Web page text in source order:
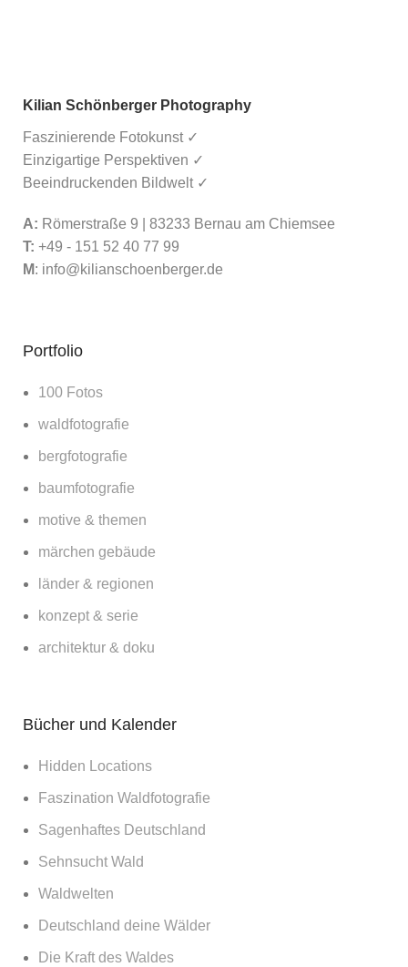
Kilian Schönberger Photography
Faszinierende Fotokunst ✓
Einzigartige Perspektiven ✓
Beeindruckenden Bildwelt ✓
A: Römerstraße 9 | 83233 Bernau am Chiemsee
T: +49 - 151 52 40 77 99
M: info@kilianschoenberger.de
Portfolio
100 Fotos
waldfotografie
bergfotografie
baumfotografie
motive & themen
märchen gebäude
länder & regionen
konzept & serie
architektur & doku
Bücher und Kalender
Hidden Locations
Faszination Waldfotografie
Sagenhaftes Deutschland
Sehnsucht Wald
Waldwelten
Deutschland deine Wälder
Die Kraft des Waldes